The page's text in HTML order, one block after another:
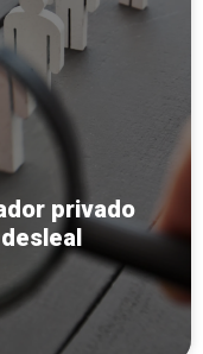
privado